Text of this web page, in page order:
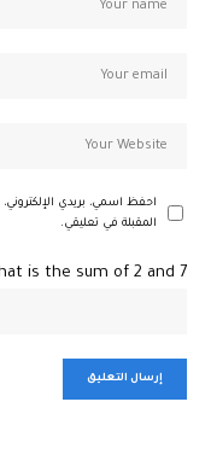
احفظ اسمي، بريدي
المقبلة في تعليقي.
is the sum of 2 and 7?*